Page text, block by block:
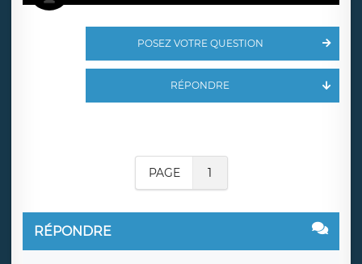
POSEZ VOTRE QUESTION
RÉPONDRE
PAGE 1
RÉPONDRE